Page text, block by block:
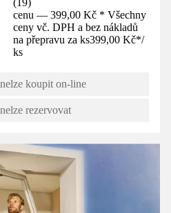
cenu — 399,00 Kč * Všechny
ceny vč. DPH a bez nákladů
na přepravu za ks399,00 Kč*/
ks
koupit on-line
rezervovat